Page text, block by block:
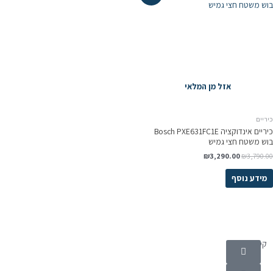
אזל מן המלאי
כיריים אינדוקציה Bosch PXE631FC1E
משטח חצי גמיש
₪
₪3,290.00
מידע נוסף
קטגוריות